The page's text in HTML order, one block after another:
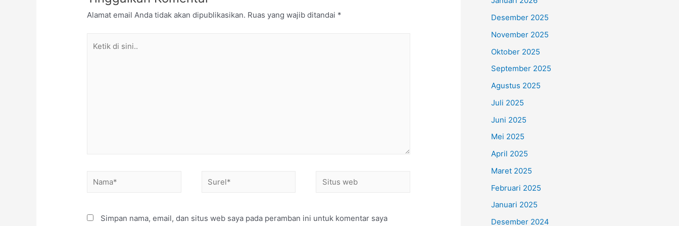
Alamat email Anda tidak akan dipublikasikan. Ruas yang wajib ditandai *
Simpan nama, email, dan situs web saya pada peramban ini untuk komentar saya
Desember 2025
November 2025
Oktober 2025
September 2025
Agustus 2025
Juli 2025
Juni 2025
Mei 2025
April 2025
Maret 2025
Februari 2025
Januari 2025
Desember 2024